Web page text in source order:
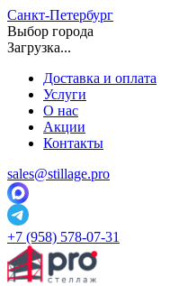
Санкт-Петербург
Выбор города
Загрузка...
Доставка и оплата
Услуги
О нас
Акции
Контакты
sales@stillage.pro
+7 (958) 578-07-31